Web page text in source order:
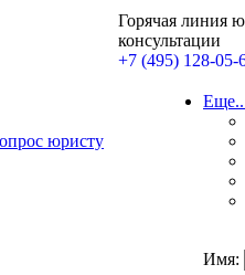
Горячая линия
консультации
+7 (495) 128-05-
юристу
Имя: